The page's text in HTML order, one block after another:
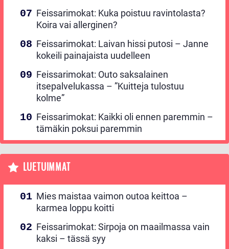
Feissarimokat: Kuka poistuu ravintolasta?
Koira vai allerginen?
Feissarimokat: Laivan hissi putosi – Janne
kokeili painajaista uudelleen
Feissarimokat: Outo saksalainen
itsepalvelukassa – ”Kuitteja tulostuu
kolme”
Feissarimokat: Kaikki oli ennen paremmin –
tämäkin poksui paremmin
LUETUIMMAT
Mies maistaa vaimon outoa keittoa –
karmea loppu koitti
Feissarimokat: Sirpoja on maailmassa vain
kaksi – tässä syy